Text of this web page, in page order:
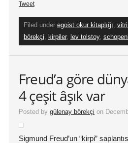
Tweet
Filed under egoist okur kitaplığı,
börekçi, kirpiler, lev tolstoy,
Freud’a göre
4 çeşit âşık var
Posted by gülenay börekçi on
Sigmund Freud’un “kirpi”